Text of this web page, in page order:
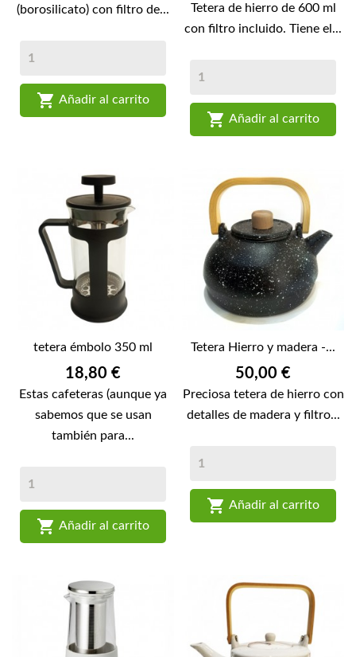
(borosilicato) con filtro de...
 Añadir al carrito
Tetera de hierro de 600 ml
con filtro incluido. Tiene el...
 Añadir al carrito
tetera émbolo 350 ml
Precio
18,80 €
Estas cafeteras (aunque ya
sabemos que se usan
también para...
 Añadir al carrito
Tetera Hierro y madera -...
Precio
50,00 €
Preciosa tetera de hierro con
detalles de madera y filtro...
 Añadir al carrito